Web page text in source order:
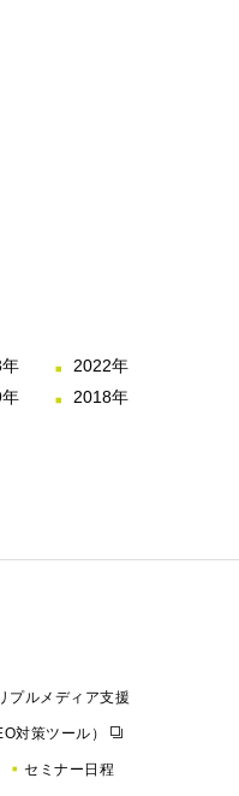
2022年
2018年
プルメディア支援
対策ツール）
セミナー日程